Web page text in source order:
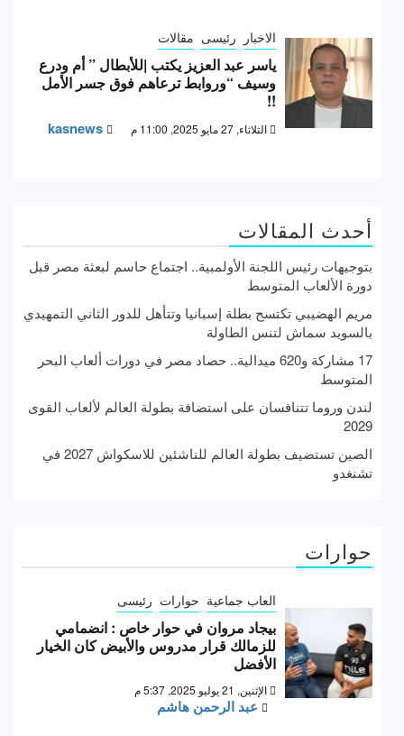
الاخبار رئيسى مقالات
ياسر عبد العزيز يكتب |للأبطال ” أم ودرع
وسيف “وروابط ترعاهم فوق جسر الأمل
!!
الثلاثاء, 27 مايو 2025, 11:00 م kasnews
أحدث المقالات
بتوجيهات رئيس اللجنة الأولمبية.. اجتماع حاسم لبعثة مصر قبل
دورة الألعاب المتوسط
مريم الهضيبي تكتسح بطلة إسبانيا وتتأهل للدور الثاني التمهيدي
بالسويد سماش لتنس الطاولة
17 مشاركة و620 ميدالية.. حصاد مصر في دورات ألعاب البحر
المتوسط
لندن وروما تتنافسان على استضافة بطولة العالم لألعاب القوى
2029
الصين تستضيف بطولة العالم للناشئين للاسكواش 2027 في
تشنغدو
حوارات
العاب جماعية حوارات رئيسى
بيجاد مروان في حوار خاص : انضمامي
للزمالك قرار مدروس والأبيض كان الخيار
الأفضل
الإثنين, 21 يوليو 2025, 5:37 م
عبد الرحمن هاشم